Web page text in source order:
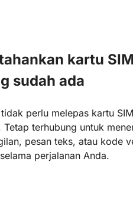
kartu
sudah ada
perlu melepas kartu
Tetap terhubung untuk
pesan teks, atau kode
perjalanan Anda.